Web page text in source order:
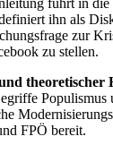
führt in die
ihn als
zur
zu stellen.
Populismus
FPÖ bereit.